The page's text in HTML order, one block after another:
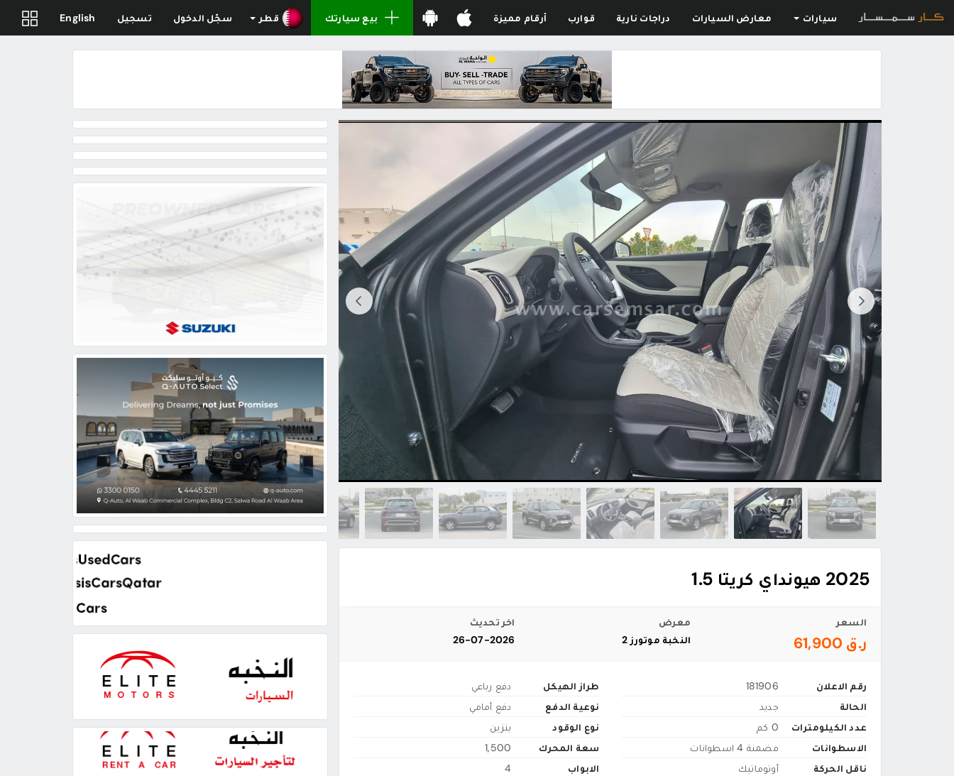
سيارات معارض السيارات دراجات نارية قوارب أرقام مميزة بيع سيارتك قطر سجّل الدخول تسجيل English
2025 هيونداي كريتا 1.5
السعر
ر.ق 61,900
معرض
النخبة موتورز 2
اخر تحديث
26-07-2026
رقم الاعلان
181906
الحالة
جديد
عدد الكيلومترات
0 كم
الاسطوانات
مضمنة 4 اسطوانات
ناقل الحركة
أوتوماتيك
طراز الهيكل
دفع رباعي
نوعية الدفع
دفع أمامي
نوع الوقود
بنزين
سعة المحرك
1,500
الابواب
4